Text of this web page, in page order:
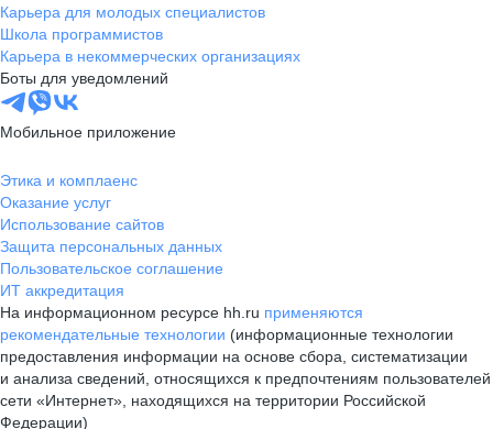
Карьера для молодых специалистов
Школа программистов
Карьера в некоммерческих организациях
Боты для уведомлений
Мобильное приложение
Этика и комплаенс
Оказание услуг
Использование сайтов
Защита персональных данных
Пользовательское соглашение
ИТ аккредитация
На информационном ресурсе hh.ru применяются
рекомендательные технологии (информационные технологии
предоставления информации на основе сбора, систематизации
и анализа сведений, относящихся к предпочтениям пользователей
сети «Интернет», находящихся на территории Российской
Федерации)